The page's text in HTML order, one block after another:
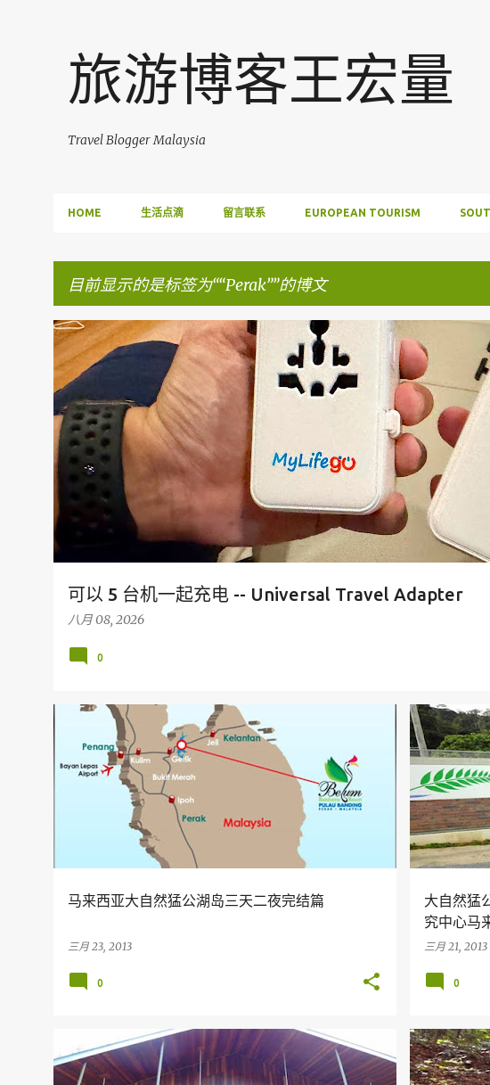
旅游博客王宏量
Travel Blogger Malaysia
HOME 生活点滴 留言联系 EUROPEAN TOURISM
目前显示的是标签为“ Perak ”的博文
博
文
可以 5 台机一起充电 -- Universal Travel Adapter
八月 08, 2026
FACEBOOK POST
0
马来西亚大自然猛公湖岛三天二夜完结篇
三月 23, 2013
旅行 MALAYSIA PERAK TERMERGGOH
0
大自然猛
究中心马
三月 21, 2013
MALAYSIA
0
假期 旅行 美食 MALAYSIA PERAK + 假期 旅行